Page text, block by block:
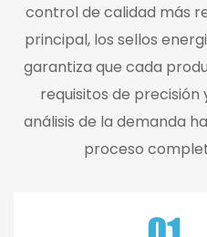
control de calidad más
principal, los sellos
garantiza que cada
requisitos de precisión
análisis de la demanda
proceso